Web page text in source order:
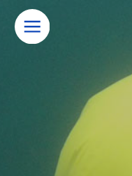
Аварийно-
Понтон парашютного типа